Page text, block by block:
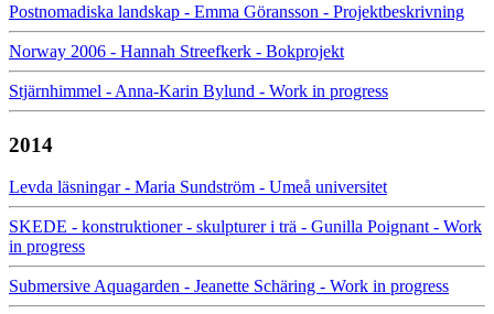
Postnomadiska landskap - Emma Göransson - Projektbeskrivning
Norway 2006 - Hannah Streefkerk - Bokprojekt
Stjärnhimmel - Anna-Karin Bylund - Work in progress
2014
Levda läsningar - Maria Sundström - Umeå universitet
SKEDE - konstruktioner - skulpturer i trä - Gunilla Poignant - Work
in progress
Submersive Aquagarden - Jeanette Schäring - Work in progress